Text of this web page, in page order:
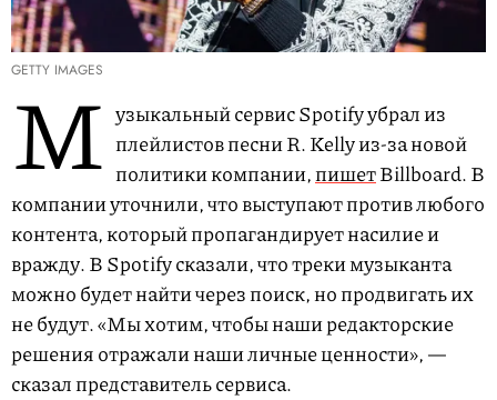
GETTY IMAGES
М узыкальный сервис Spotify убрал из
плейлистов песни R. Kelly из-за новой
политики компании,пишетBillboard. В
компании уточнили, что выступают против любого
контента, который пропагандирует насилие и
вражду. В Spotify сказали, что треки музыканта
можно будет найти через поиск, но продвигать их
не будут. «Мы хотим, чтобы наши редакторские
решения отражали наши личные ценности», —
сказал представитель сервиса.